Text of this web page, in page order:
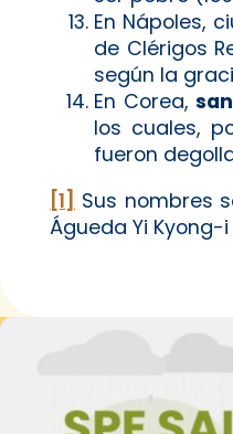
En Nápoles,
de Clérigos
según la
En Corea,
los cuales,
fueron
[1] Sus nombres
Águeda Yi Kyong-